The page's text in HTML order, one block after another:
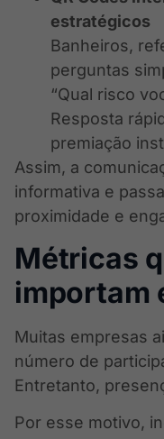
estratégicos
Banheiros,
perguntas
“Qual risco
Resposta
premiação
Assim, a
informativa e
proximidade e
Métricas
importam
Muitas empresas
número de
Entretanto,
Por esse motivo,